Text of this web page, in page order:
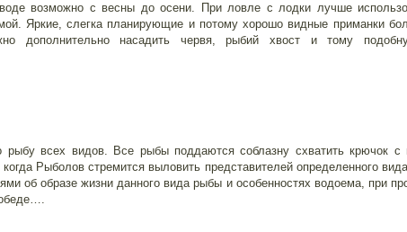
возможно с весны до осени. При ловле с лодки лучше
Яркие, слегка планирующие и потому хорошо видные приманки
дополнительно насадить червя, рыбий хвост и тому
рыбу всех видов. Все рыбы поддаются соблазну схватить крючок с
когда Рыболов стремится выловить представителей определенного
об образе жизни данного вида рыбы и особенностях водоема, при